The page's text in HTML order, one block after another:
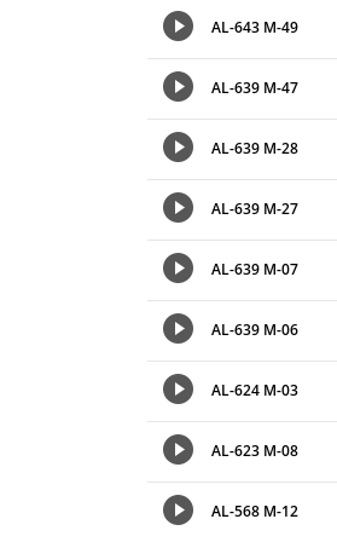
AL-643 M-49
AL-639 M-47
AL-639 M-28
AL-639 M-27
AL-639 M-07
AL-639 M-06
AL-624 M-03
AL-623 M-08
AL-568 M-12